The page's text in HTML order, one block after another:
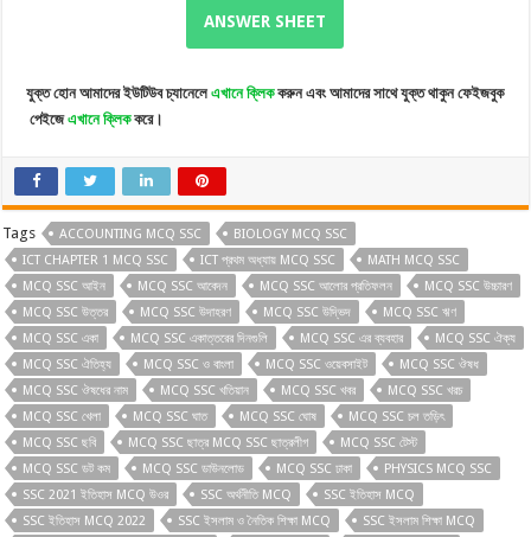
ANSWER SHEET
যুক্ত হোন আমাদের ইউটিউব চ্যানেলে এখানে ক্লিক করুন এবং আমাদের সাথে যুক্ত থাকুন ফেইজবুক
পেইজে এখানে ক্লিক করে।
Tags ACCOUNTING MCQ SSC
BIOLOGY MCQ SSC
ICT CHAPTER 1 MCQ SSC
ICT প্রথম অধ্যায় MCQ SSC
MATH MCQ SSC
MCQ SSC আইন
MCQ SSC আবেদন MCQ SSC আলোর প্রতিফলন
MCQ SSC উচ্চারণ
MCQ SSC উত্তর
MCQ SSC উদাহরণ MCQ SSC উদ্ভিদ
MCQ SSC ঋণ
MCQ SSC একা
MCQ SSC একাত্তরের দিনগুলি MCQ SSC এর ব্যবহার
MCQ SSC ঐক্য
MCQ SSC ঐতিহ্য
MCQ SSC ও বাংলা MCQ SSC ওয়েবসাইট
MCQ SSC ঔষধ
MCQ SSC ঔষধের নাম
MCQ SSC খতিয়ান MCQ SSC খবর
MCQ SSC খরচ
MCQ SSC খেলা
MCQ SSC ঘাত MCQ SSC ঘোষ
MCQ SSC চল তড়িৎ
MCQ SSC ছবি
MCQ SSC ছাত্র MCQ SSC ছাত্রলীগ
MCQ SSC টেস্ট
MCQ SSC ডট কম
MCQ SSC ডাউনলোড MCQ SSC ঢাকা
PHYSICS MCQ SSC
SSC 2021 ইতিহাস MCQ উওর
SSC অর্থনীতি MCQ
SSC ইতিহাস MCQ
SSC ইতিহাস MCQ 2022
SSC ইসলাম ও নৈতিক শিক্ষা MCQ
SSC ইসলাম শিক্ষা MCQ